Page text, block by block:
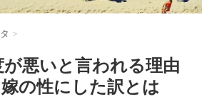
>
悪いと言われる理由
の性にした訳とは